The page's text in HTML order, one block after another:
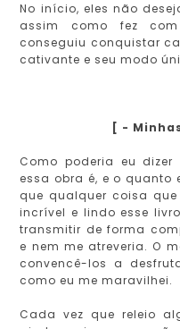
No início, eles não
assim como fez
conseguiu conquistar
cativante e seu modo
[ -
Como poderia eu
essa obra é, e o quanto
que qualquer coisa
incrível e lindo esse
transmitir de forma
e nem me atreveria. O
convencê-los a
como eu me maravilhei.
Cada vez que releio